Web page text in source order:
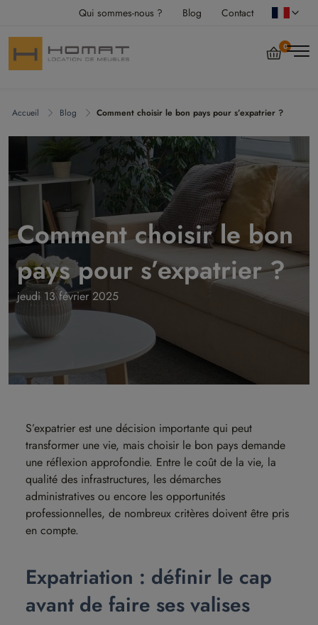
Qui sommes-nous ? Blog Contact
0
Accueil Blog Comment choisir le bon pays pour s’expatrier ?
Comment choisir le bon
pays pour s’expatrier ?
jeudi 13 février 2025
S’expatrier est une décision importante qui peut
transformer une vie, mais choisir le bon pays demande
une réflexion approfondie. Entre le coût de la vie, la
qualité des infrastructures, les démarches
administratives ou encore les opportunités
professionnelles, de nombreux critères doivent être pris
en compte.
Expatriation : définir le cap
avant de faire ses valises